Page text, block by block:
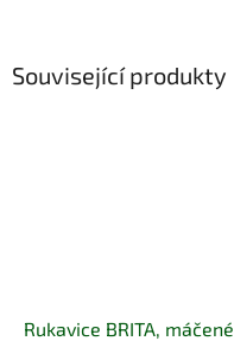
Související produkty
Rukavice BRITA, máčené